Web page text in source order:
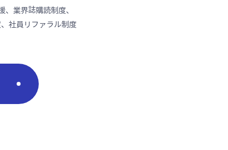
業界誌購読制度、
社員リファラル制度